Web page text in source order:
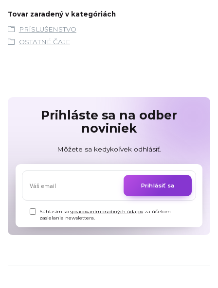
Tovar zaradený v kategóriách
PRÍSLUŠENSTVO
OSTATNÉ ČAJE
Prihláste sa na odber
noviniek
Môžete sa kedykoľvek odhlásiť.
Prihlásiť sa
Súhlasím sospracovaním osobných údajovza účelom
zasielania newslettera.